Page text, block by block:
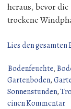
heraus, bevor
trockene
Lies den
Bodenfeuchte,
Gartenboden,
Sonnenstunden,
einen Kommentarzu